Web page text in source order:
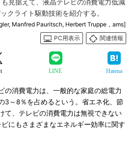
見据えて、液晶テレビの消費電力低減
クライト駆動技術を紹介する。
Manfred Pauritsch, Herbert Truppe，ams]
PC用表示
関連情報
LINE Hatena
の消費電力は、一般的な家庭の総電力
3～8％を占めるという。省エネ化、節
て、テレビの消費電力は無視できない
にもさまざまなエネルギー効率に関す